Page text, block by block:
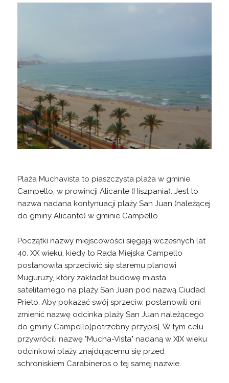
Plaża Muchavista to piaszczysta plaża w gminie
Campello, w prowincji Alicante (Hiszpania). Jest to
nazwa nadana kontynuacji plaży San Juan (należącej
do gminy Alicante) w gminie Campello.
Początki nazwy miejscowości sięgają wczesnych lat
40. XX wieku, kiedy to Rada Miejska Campello
postanowiła sprzeciwić się staremu planowi
Muguruzy, który zakładał budowę miasta
satelitarnego na plaży San Juan pod nazwą Ciudad
Prieto. Aby pokazać swój sprzeciw, postanowili oni
zmienić nazwę odcinka plaży San Juan należącego
do gminy Campello[potrzebny przypis]. W tym celu
przywrócili nazwę "Mucha-Vista" nadaną w XIX wieku
odcinkowi plaży znajdującemu się przed
schroniskiem Carabineros o tej samej nazwie.